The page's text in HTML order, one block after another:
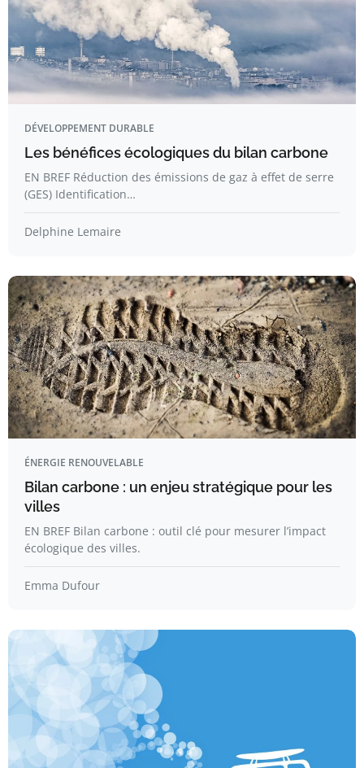
DÉVELOPPEMENT DURABLE
Les bénéfices écologiques du bilan carbone
EN BREF Réduction des émissions de gaz à effet de serre
(GES) Identification…
Delphine Lemaire
ÉNERGIE RENOUVELABLE
Bilan carbone : un enjeu stratégique pour les
villes
EN BREF Bilan carbone : outil clé pour mesurer l’impact
écologique des villes.
Emma Dufour